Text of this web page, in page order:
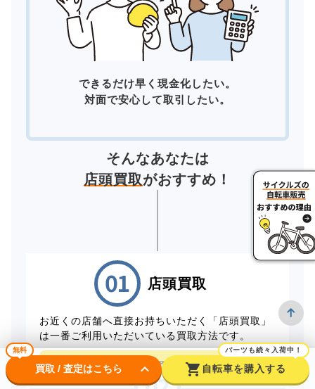
できるだけ早く現金化したい。
対面で安心して取引したい。
そんなあなたは
店頭買取がおすすめ！
店頭買取
お近くの店舗へ直接お持ちいただく「店頭買取」
は一番ご利用いただいている買取方法です。
店頭買取予約はこちら
無料
買取 / 査定はこちら keyboard_arrow_down shopping_cart
パーツも続々入荷中！
自転車を購入する